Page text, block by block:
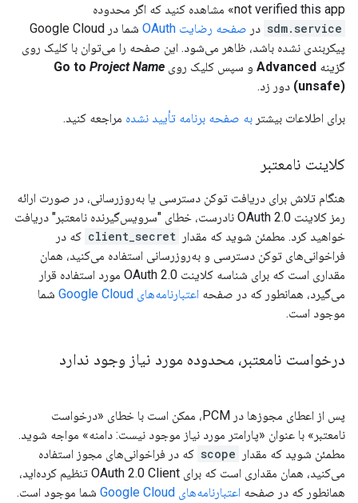
not verified this app» مشاهده کنید که اگر محدوده
sdm.service در صفحه رضایت OAuth
شما در Google Cloud
پیکربندی نشده باشد، ظاهر می‌شود. این صفحه را می‌توان با کلیک روی
گزینه Advanced و سپس کلیک روی Go to Project Name
(unsafe) دور زد.
برای اطلاعات بیشتر به صفحه برنامه تأیید نشده مراجعه کنید.
کلاینت نامعتبر
هنگام تلاش برای دریافت توکن دسترسی یا به‌روزرسانی، در صورت ارائه
رمز کلاینت OAuth 2.0 نادرست، خطای "سرویس‌گیرنده نامعتبر" دریافت
خواهید کرد. مطمئن شوید که مقدار client_secret که در
فراخوانی‌های توکن دسترسی و به‌روزرسانی استفاده می‌کنید، همان
مقداری است که برای شناسه کلاینت OAuth 2.0 مورد استفاده قرار
می‌گیرد، همانطور که در صفحه اعتبارنامه‌های Google Cloud
شما
موجود است.
درخواست نامعتبر، محدوده مورد نیاز وجود ندارد
پس از اعطای مجوزها در PCM، ممکن است با خطای «درخواست
نامعتبر» با عنوان «پارامتر مورد نیاز موجود نیست: دامنه» مواجه شوید.
مطمئن شوید که مقدار
scope که در فراخوانی‌های مجوز استفاده
می‌کنید، همان مقداری است که برای OAuth 2.0 Client تنظیم کرده‌اید،
همانطور که در صفحه اعتبارنامه‌های Google Cloud شما موجود است.